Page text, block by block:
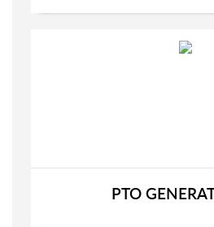
PTO